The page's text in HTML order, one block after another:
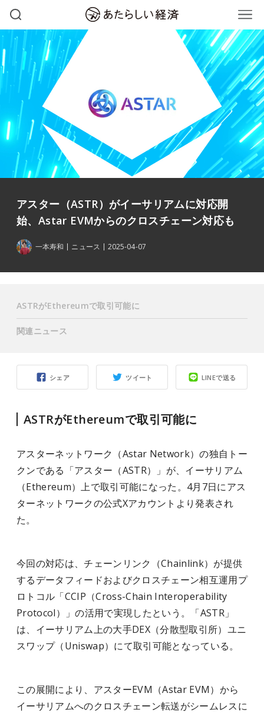
アスター（ASTR）がイーサリアムに対応開
始、Astar EVMからのクロスチェーン対応も
一本寿和 ニュース 2025-04-07
シェア ツイート LINEで送る
ASTRがEthereumで取引可能に
アスターネットワーク（Astar Network）の独自トー
クンである「アスター（ASTR）」が、イーサリアム
（Ethereum）上で取引可能になった。4月7日にアス
ターネットワークの公式Xアカウントより発表され
た。
今回の対応は、チェーンリンク（Chainlink）が提供
するデータフィードおよびクロスチェーン相互運用プ
ロトコル「CCIP（Cross-Chain Interoperability
Protocol）」の活用で実現したという。「ASTR」
は、イーサリアム上の大手DEX（分散型取引所）ユニ
スワップ（Uniswap）にて取引可能となっている。
この展開により、アスターEVM（Astar EVM）から
イーサリアムへのクロスチェーン転送がシームレスに
ASTRがEthereumで取引可能に
関連ニュース